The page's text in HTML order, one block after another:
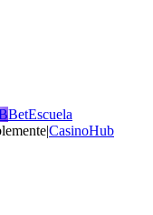
BetEscuela
|CasinoHub